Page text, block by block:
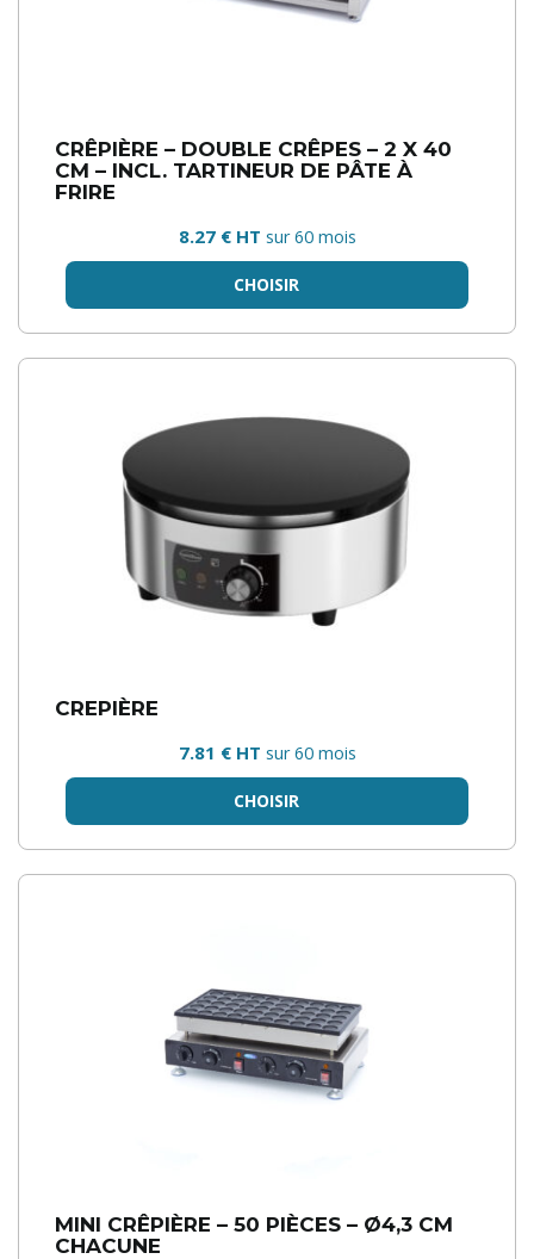
CRÊPIÈRE – DOUBLE CRÊPES – 2 X 40
CM – INCL. TARTINEUR DE PÂTE À
FRIRE
8.27 € HT sur 60 mois
CHOISIR
CREPIÈRE
7.81 € HT sur 60 mois
CHOISIR
MINI CRÊPIÈRE – 50 PIÈCES – Ø4,3 CM
CHACUNE